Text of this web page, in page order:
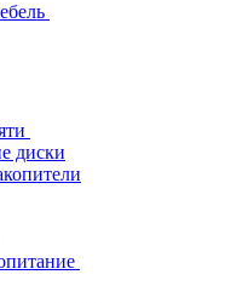
диски